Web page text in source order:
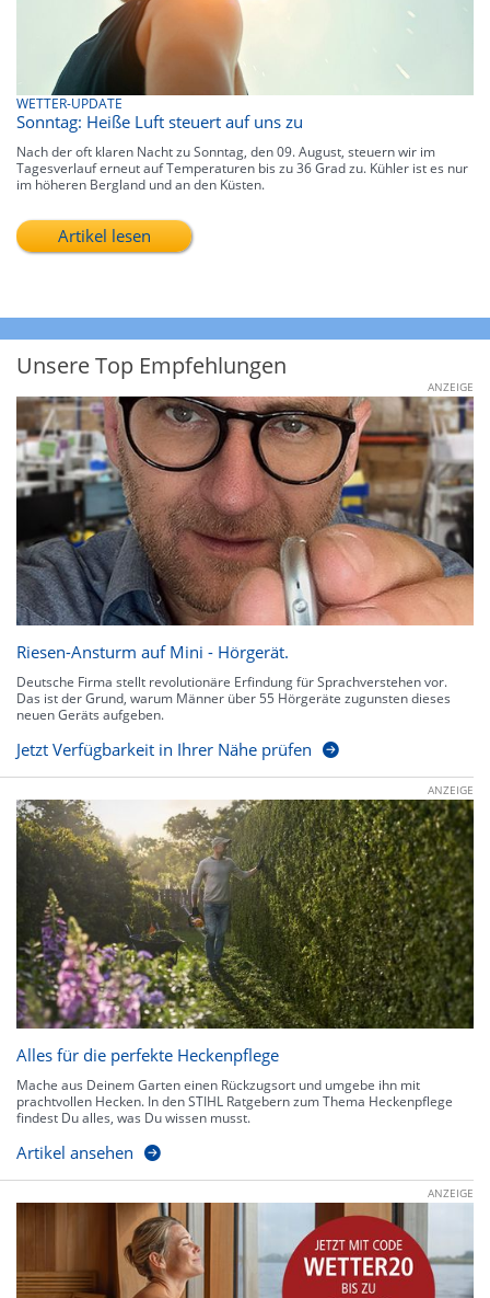
WETTER-UPDATE
Sonntag: Heiße Luft steuert auf uns zu
Nach der oft klaren Nacht zu Sonntag, den 09. August, steuern wir im
Tagesverlauf erneut auf Temperaturen bis zu 36 Grad zu. Kühler ist es nur
im höheren Bergland und an den Küsten.
Artikel lesen
Unsere Top Empfehlungen
ANZEIGE
Riesen-Ansturm auf Mini - Hörgerät.
Deutsche Firma stellt revolutionäre Erfindung für Sprachverstehen vor.
Das ist der Grund, warum Männer über 55 Hörgeräte zugunsten dieses
neuen Geräts aufgeben.
Jetzt Verfügbarkeit in Ihrer Nähe prüfen
ANZEIGE
Alles für die perfekte Heckenpflege
Mache aus Deinem Garten einen Rückzugsort und umgebe ihn mit
prachtvollen Hecken. In den STIHL Ratgebern zum Thema Heckenpflege
findest Du alles, was Du wissen musst.
Artikel ansehen
ANZEIGE